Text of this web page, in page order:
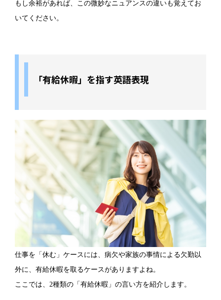
もし余裕があれば、この微妙なニュアンスの違いも覚えてお
いてください。
「有給休暇」を指す英語表現
仕事を「休む」ケースには、病欠や家族の事情による欠勤以
外に、有給休暇を取るケースがありますよね。
ここでは、2種類の「有給休暇」の言い方を紹介します。